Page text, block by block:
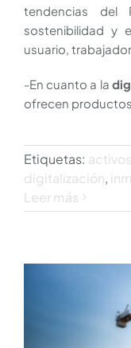
tendencias del
sostenibilidad y
usuario,
-En cuanto a la
ofrecen productos
Etiquetas: activos
digitalización,
Leer más